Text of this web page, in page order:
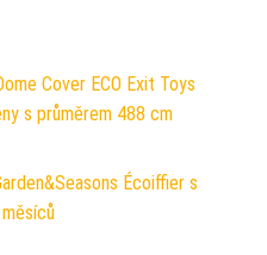
Cover ECO Exit Toys
s průměrem 488 cm
Écoiffier s